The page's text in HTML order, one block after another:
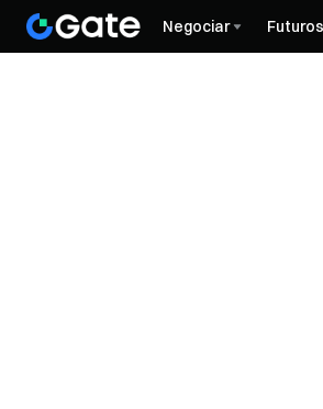
Negociar Futuros